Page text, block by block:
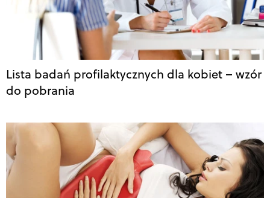
Lista badań profilaktycznych dla kobiet – wzór
do pobrania